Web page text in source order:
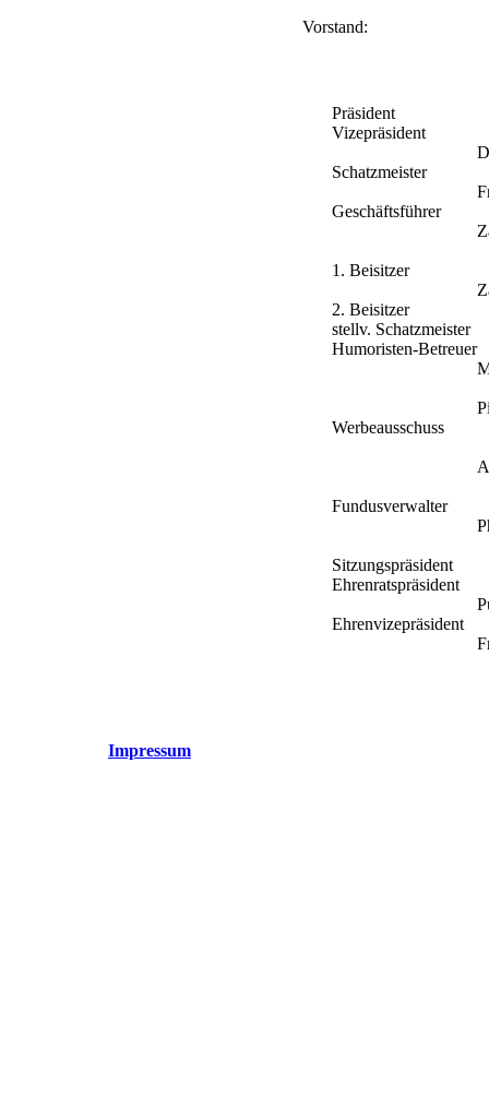
Vorstand:
Präsident
Vizepräsident
Schatzmeister
Geschäftsführer
1. Beisitzer
2. Beisitzer
stellv. Schatzmeister
Humoristen-Betreuer
Werbeausschuss
Fundusverwalter
Sitzungspräsident
Ehrenratspräsident
Ehrenvizepräsident
Impressum